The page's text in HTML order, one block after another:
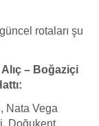
rotaları şu
– Boğaziçi
Nata Vega
Doğukent